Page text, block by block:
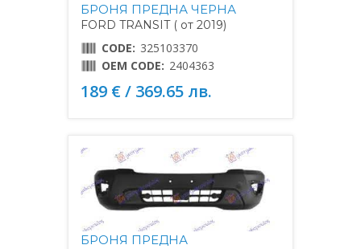
БРОНЯ ПРЕДНА ЧЕРНА
FORD TRANSIT ( от 2019)
CODE: 325103370
OEM CODE: 2404363
189 € / 369.65 лв.
БРОНЯ ПРЕДНА